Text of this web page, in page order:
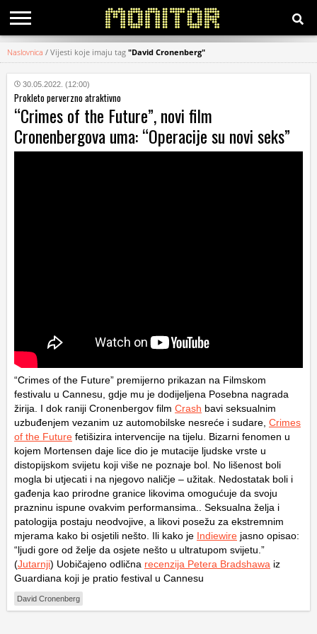
KATEGORIJE
HRVATSKI
WEB
Naslovnica / Vijesti koje imaju tag "David Cronenberg"
30.05.2022. (12:00)
Prokleto perverzno atraktivno
“Crimes of the Future”, novi film
Cronenbergova uma: “Operacije su novi seks”
“Crimes of the Future” premijerno prikazan na Filmskom
festivalu u Cannesu, gdje mu je dodijeljena Posebna nagrada
žirija. I dok raniji Cronenbergov film Crash bavi seksualnim
uzbuđenjem vezanim uz automobilske nesreće i sudare, Crimes
of the Future fetišizira intervencije na tijelu. Bizarni fenomen u
kojem Mortensen daje lice dio je mutacije ljudske vrste u
distopijskom svijetu koji više ne poznaje bol. No lišenost boli
mogla bi utjecati i na njegovo naličje – užitak. Nedostatak boli i
gađenja kao prirodne granice likovima omogućuje da svoju
prazninu ispune ovakvim performansima.. Seksualna želja i
patologija postaju neodvojive, a likovi posežu za ekstremnim
mjerama kako bi osjetili nešto. Ili kako je Indiewire jasno opisao:
“ljudi gore od želje da osjete nešto u ultratupom svijetu.”
(Jutarnji) Uobičajeno odlična recenzija Petera Bradshawa iz
Guardiana koji je pratio festival u Cannesu
David Cronenberg